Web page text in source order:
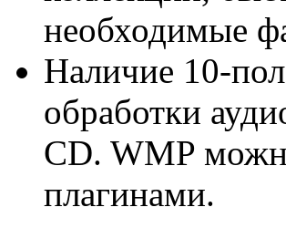
необходимые
Наличие 10-
обработки
CD. WMP
плагинами.